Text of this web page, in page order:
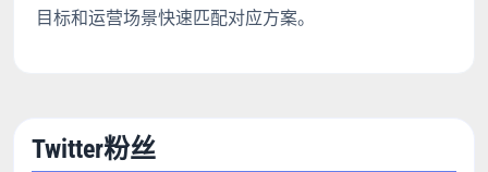
目标和运营场景快速匹配对应方案。
Twitter粉丝